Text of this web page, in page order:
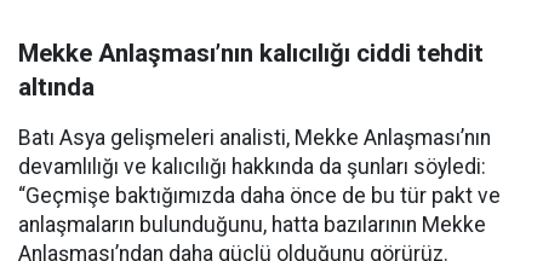
Mekke Anlaşması’nın kalıcılığı ciddi tehdit
altında
Batı Asya gelişmeleri analisti, Mekke Anlaşması’nın
devamlılığı ve kalıcılığı hakkında da şunları söyledi:
“Geçmişe baktığımızda daha önce de bu tür pakt ve
anlaşmaların bulunduğunu, hatta bazılarının Mekke
Anlaşması’ndan daha güçlü olduğunu görürüz.